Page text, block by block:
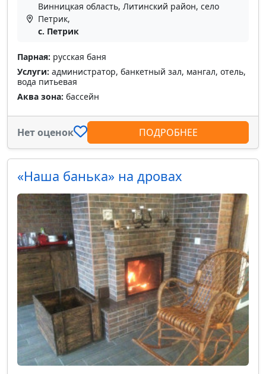
Винницкая область, Литинский район, село
Петрик,
с. Петрик
Парная: русская баня
Услуги: администратор, банкетный зал, мангал, отель,
вода питьевая
Аква зона: бассейн
Нет оценок ПОДРОБНЕЕ
«Наша банька» на дровах